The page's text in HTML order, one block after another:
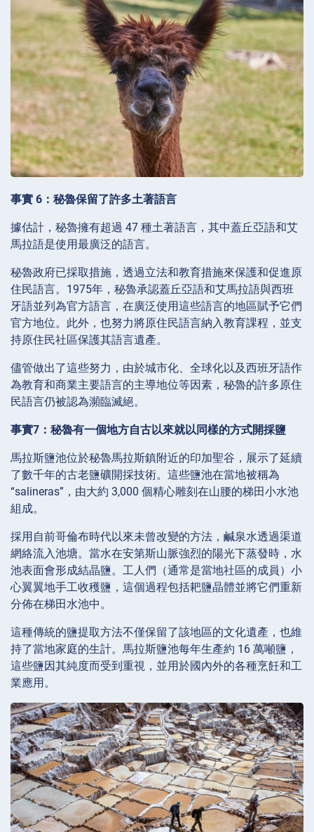
事實 6：秘魯保留了許多土著語言
據估計，秘魯擁有超過 47 種土著語言，其中蓋丘亞語和艾
馬拉語是使用最廣泛的語言。
秘魯政府已採取措施，透過立法和教育措施來保護和促進原
住民語言。1975年，秘魯承認蓋丘亞語和艾馬拉語與西班
牙語並列為官方語言，在廣泛使用這些語言的地區賦予它們
官方地位。此外，也努力將原住民語言納入教育課程，並支
持原住民社區保護其語言遺產。
儘管做出了這些努力，由於城市化、全球化以及西班牙語作
為教育和商業主要語言的主導地位等因素，秘魯的許多原住
民語言仍被認為瀕臨滅絕。
事實7：秘魯有一個地方自古以來就以同樣的方式開採鹽
馬拉斯鹽池位於秘魯馬拉斯鎮附近的印加聖谷，展示了延續
了數千年的古老鹽礦開採技術。這些鹽池在當地被稱為
“salineras”，由大約 3,000 個精心雕刻在山腰的梯田小水池
組成。
採用自前哥倫布時代以來未曾改變的方法，鹹泉水透過渠道
網絡流入池塘。當水在安第斯山脈強烈的陽光下蒸發時，水
池表面會形成結晶鹽。工人們（通常是當地社區的成員）小
心翼翼地手工收穫鹽，這個過程包括耙鹽晶體並將它們重新
分佈在梯田水池中。
這種傳統的鹽提取方法不僅保留了該地區的文化遺產，也維
持了當地家庭的生計。馬拉斯鹽池每年生產約 16 萬噸鹽，
這些鹽因其純度而受到重視，並用於國內外的各種烹飪和工
業應用。